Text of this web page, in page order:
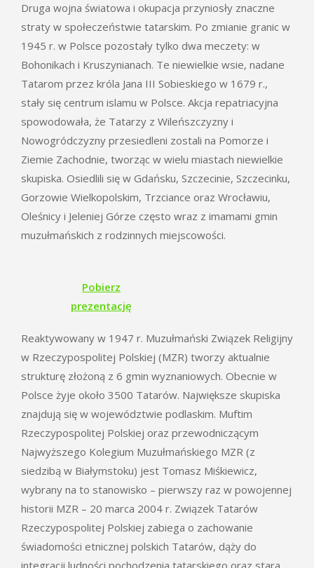
Druga wojna światowa i okupacja przyniosły znaczne
straty w społeczeństwie tatarskim. Po zmianie granic w
1945 r. w Polsce pozostały tylko dwa meczety: w
Bohonikach i Kruszynianach. Te niewielkie wsie, nadane
Tatarom przez króla Jana III Sobieskiego w 1679 r.,
stały się centrum islamu w Polsce. Akcja repatriacyjna
spowodowała, że Tatarzy z Wileńszczyzny i
Nowogródczyzny przesiedleni zostali na Pomorze i
Ziemie Zachodnie, tworząc w wielu miastach niewielkie
skupiska. Osiedlili się w Gdańsku, Szczecinie, Szczecinku,
Gorzowie Wielkopolskim, Trzciance oraz Wrocławiu,
Oleśnicy i Jeleniej Górze często wraz z imamami gmin
muzułmańskich z rodzinnych miejscowości.
Pobierz
prezentację
Reaktywowany w 1947 r. Muzułmański Związek Religijny
w Rzeczypospolitej Polskiej (MZR) tworzy aktualnie
strukturę złożoną z 6 gmin wyznaniowych. Obecnie w
Polsce żyje około 3500 Tatarów. Największe skupiska
znajdują się w województwie podlaskim. Muftim
Rzeczypospolitej Polskiej oraz przewodniczącym
Najwyższego Kolegium Muzułmańskiego MZR (z
siedzibą w Białymstoku) jest Tomasz Miśkiewicz,
wybrany na to stanowisko – pierwszy raz w powojennej
historii MZR – 20 marca 2004 r. Związek Tatarów
Rzeczypospolitej Polskiej zabiega o zachowanie
świadomości etnicznej polskich Tatarów, dąży do